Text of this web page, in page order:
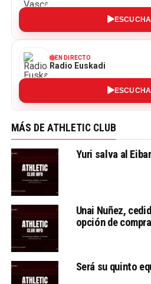
EN DIRECTO
Radio Euskadi
MÁS DE ATHLETIC CLUB
Yuri salva al
Unai Nuñez,
opción de
Será su quinto